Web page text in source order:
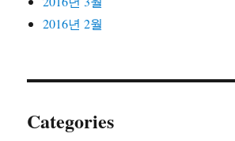
2016년 2월
Categories